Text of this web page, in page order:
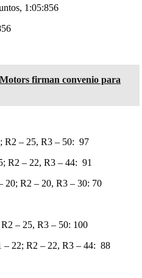
1:05:856
firman convenio para
R2 – 25, R3 – 50: 97
R2 – 22, R3 – 44: 91
20; R2 – 20, R3 – 30: 70
– 25, R3 – 50: 100
22; R2 – 22, R3 – 44: 88